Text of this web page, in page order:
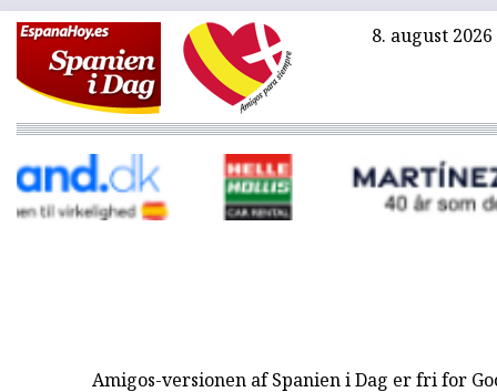
8. august 2026
Amigos-versionen af Spanien i Dag er fri for